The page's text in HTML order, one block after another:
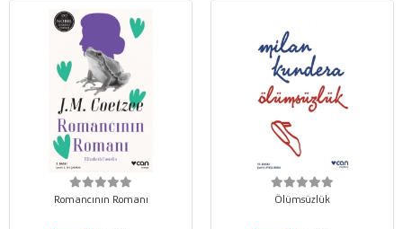
Romancının Romanı Ölümsüzlük